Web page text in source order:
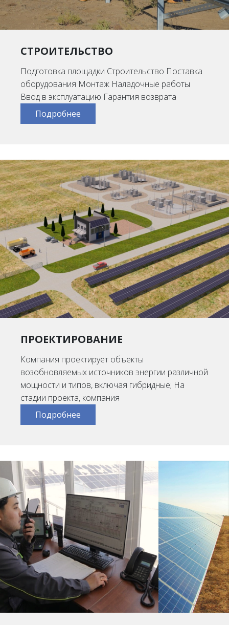
СТРОИТЕЛЬСТВО
Подготовка площадки Строительство Поставка
оборудования Монтаж Наладочные работы
Ввод в эксплуатацию Гарантия возврата
Подробнее
ПРОЕКТИРОВАНИЕ
Компания проектирует объекты
возобновляемых источников энергии различной
мощности и типов, включая гибридные; На
стадии проекта, компания
Подробнее